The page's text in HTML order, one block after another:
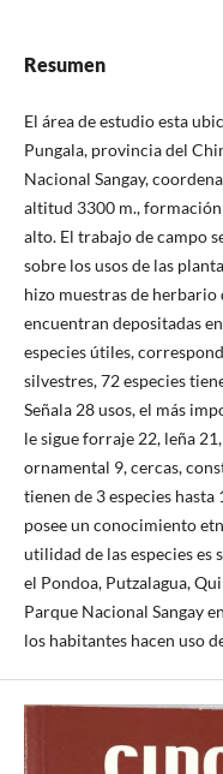
Resumen
El área de estudio esta
Pungala, provincia del
Nacional Sangay,
altitud 3300 m.,
alto. El trabajo de campo
sobre los usos de las
hizo muestras de herbario
encuentran depositadas
especies útiles,
silvestres, 72 especies
Señala 28 usos, el más
le sigue forraje 22, leña
ornamental 9, cercas,
tienen de 3 especies
posee un conocimiento
utilidad de las especies es
el Pondoa, Putzalagua,
Parque Nacional Sangay
los habitantes hacen uso